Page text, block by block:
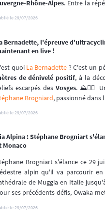
Rhône-Alpes. Entre la
preuve d'une gestion de l'effort
assistance extérieure,
paie cash. Cet article décrypte
d'abandon et vous
grâce au replay de notre système de
le29/07/2026
Bernadette, l'épreuve
en live !
quoi La Bernadette ? C'est un
de dénivelé positif, à la
escarpés des Vosges. ⛰️🚴‍♀️
Brogniard, passionné
le29/07/2026
Alpina : Stéphane Brogniart
Monaco
Brogniart s'élance ce 29
alpin qu'il va parcourir
de Muggia en Italie
ses précédents défis, Owaka
le29/07/2026